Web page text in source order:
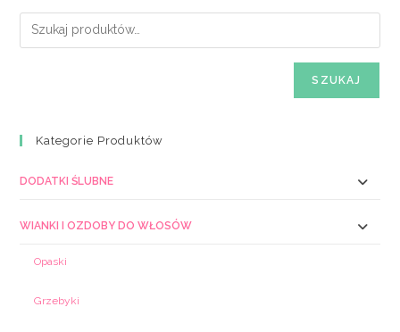
SZUKAJ
Kategorie Produktów
DODATKI ŚLUBNE
WIANKI I OZDOBY DO WŁOSÓW
Opaski
Grzebyki